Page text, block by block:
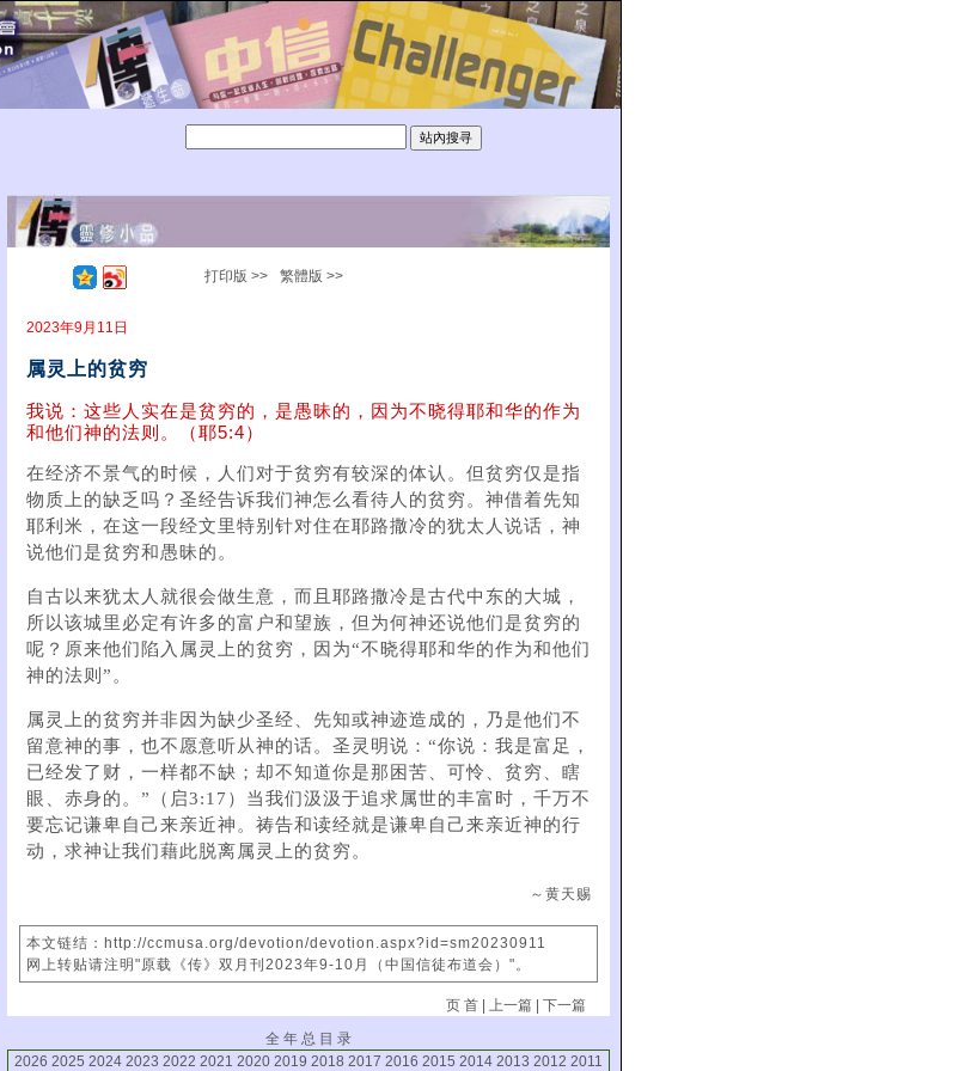
打印版 >> 繁體版 >>
2023年9月11日
属灵上的贫穷
我说：这些人实在是贫穷的，是愚昧的，因为不晓得耶和华的作为
和他们神的法则。（耶5:4）
在经济不景气的时候，人们对于贫穷有较深的体认。但贫穷仅是指
物质上的缺乏吗？圣经告诉我们神怎么看待人的贫穷。神借着先知
耶利米，在这一段经文里特别针对住在耶路撒冷的犹太人说话，神
说他们是贫穷和愚昧的。
自古以来犹太人就很会做生意，而且耶路撒冷是古代中东的大城，
所以该城里必定有许多的富户和望族，但为何神还说他们是贫穷的
呢？原来他们陷入属灵上的贫穷，因为“不晓得耶和华的作为和他们
神的法则”。
属灵上的贫穷并非因为缺少圣经、先知或神迹造成的，乃是他们不
留意神的事，也不愿意听从神的话。圣灵明说：“你说：我是富足，
已经发了财，一样都不缺；却不知道你是那困苦、可怜、贫穷、瞎
眼、赤身的。”（启3:17）当我们汲汲于追求属世的丰富时，千万不
要忘记谦卑自己来亲近神。祷告和读经就是谦卑自己来亲近神的行
动，求神让我们藉此脱离属灵上的贫穷。
～黄天赐
本文链结：http://ccmusa.org/devotion/devotion.aspx?id=sm20230911
网上转贴请注明"原载《传》双月刊2023年9-10月（中国信徒布道会）"。
页 首 |上一篇 |下一篇
全 年 总 目 录
2026 2025 2024 2023 2022 2021 2020 2019 2018 2017 2016 2015 2014 2013 2012 2011